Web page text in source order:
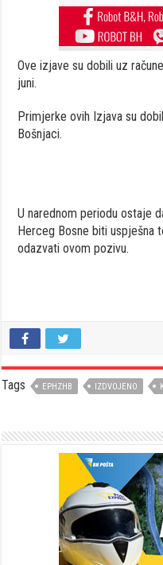
Ove izjave su dobili uz
juni.
Primjerke ovih Izjava su
Bošnjaci.
U narednom periodu ostaje
Herceg Bosne biti uspješna
odazvati ovom pozivu.
Tags EPHZHB IZDVOJENO